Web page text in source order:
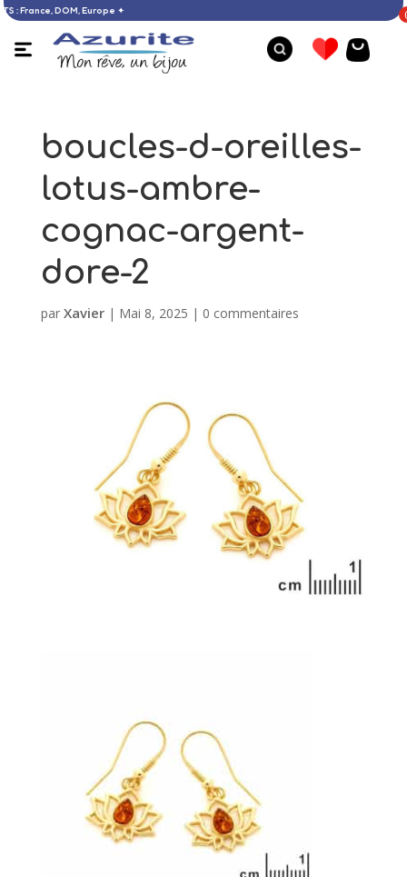
: France, DOM, Europe ✦
boucles-d-oreilles-
lotus-ambre-
cognac-argent-
dore-2
par Xavier| Mai 8, 2025 | 0 commentaires
Bague opale - 59
215,00
+